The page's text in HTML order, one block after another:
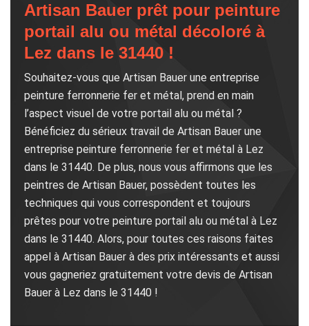
Artisan Bauer prêt pour peinture
portail alu ou métal décoloré à
Lez dans le 31440 !
Souhaitez-vous que Artisan Bauer une entreprise
peinture ferronnerie fer et métal, prend en main
l’aspect visuel de votre portail alu ou métal ?
Bénéficiez du sérieux travail de Artisan Bauer une
entreprise peinture ferronnerie fer et métal à Lez
dans le 31440. De plus, nous vous affirmons que les
peintres de Artisan Bauer, possèdent toutes les
techniques qui vous correspondent et toujours
prêtes pour votre peinture portail alu ou métal à Lez
dans le 31440. Alors, pour toutes ces raisons faites
appel à Artisan Bauer à des prix intéressants et aussi
vous gagneriez gratuitement votre devis de Artisan
Bauer à Lez dans le 31440 !